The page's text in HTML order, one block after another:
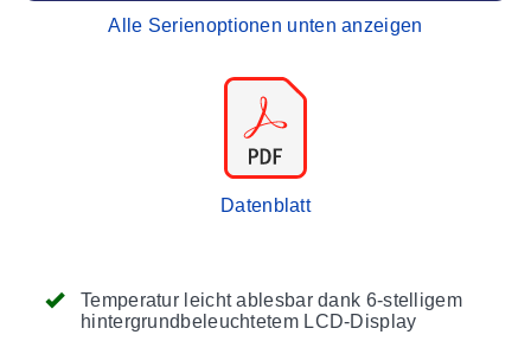
Temperatur leicht ablesbar dank 6-stelligem
hintergrundbeleuchtetem LCD-Display
Alle Serienoptionen unten anzeigen
Datenblatt